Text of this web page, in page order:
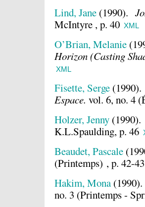
Lind, Jane (1990).
McIntyre , p. 40 XML
O’Brian, Melanie
Horizon (Casting
XML
Fisette, Serge (1990).
Espace. vol. 6, no. 4
Holzer, Jenny (1990).
K.L.Spaulding, p. 46
Beaudet, Pascale
(Printemps) , p. 42-43
Hakim, Mona(1990).
no. 3 (Printemps -